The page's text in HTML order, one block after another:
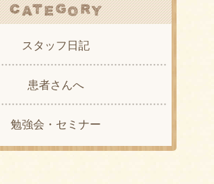
スタッフ日記
患者さんへ
勉強会・セミナー